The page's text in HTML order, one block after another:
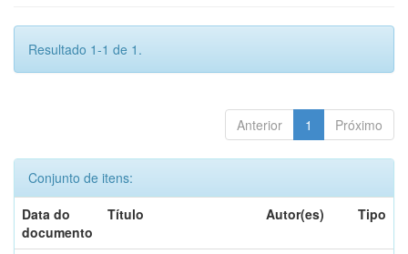
Resultado 1-1 de 1.
Anterior 1 Próximo
Conjunto de itens:
Data do
documento
Título Autor(es) Tipo